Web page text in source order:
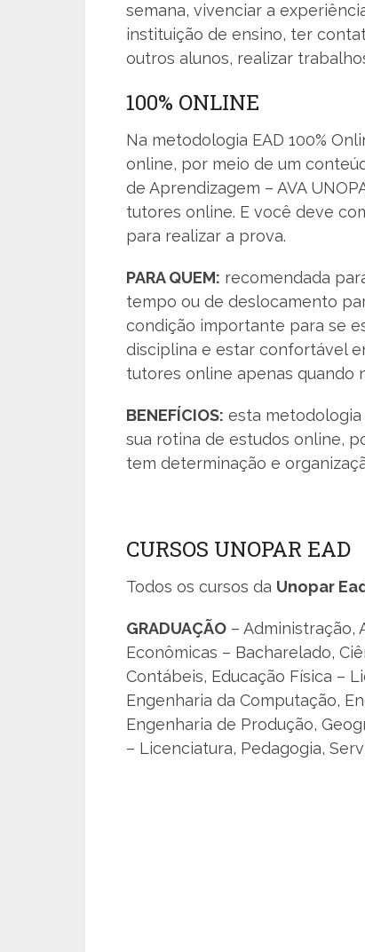
semana, vivenciar a
instituição de ensino, ter
outros alunos, realizar
100% ONLINE
Na metodologia EAD 100%
online, por meio de um
de Aprendizagem – AVA
tutores online. E você deve
para realizar a prova.
PARA QUEM: recomendada
tempo ou de deslocamento
condição importante para se
disciplina e estar confortável
tutores online apenas quando
BENEFÍCIOS: esta
sua rotina de estudos online,
tem determinação e
CURSOS UNOPAR EAD
Todos os cursos da Unopar
GRADUAÇÃO – Administração,
Econômicas – Bacharelado,
Contábeis, Educação Física –
Engenharia da Computação,
Engenharia de Produção,
– Licenciatura, Pedagogia,